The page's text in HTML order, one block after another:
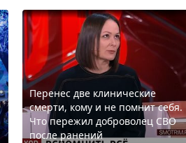
Перенес две клинические
смерти, кому и не помнит себя.
Что пережил доброволец СВО
после ранений